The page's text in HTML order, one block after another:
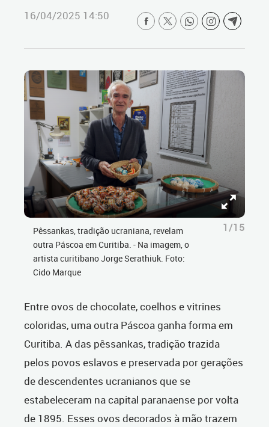
16/04/2025 14:50
Pêssankas, tradição ucraniana, revelam
outra Páscoa em Curitiba. - Na imagem, o
artista curitibano Jorge Serathiuk. Foto:
Cido Marque
1/15
Entre ovos de chocolate, coelhos e vitrines
coloridas, uma outra Páscoa ganha forma em
Curitiba. A das pêssankas, tradição trazida
pelos povos eslavos e preservada por gerações
de descendentes ucranianos que se
estabeleceram na capital paranaense por volta
de 1895. Esses ovos decorados à mão trazem